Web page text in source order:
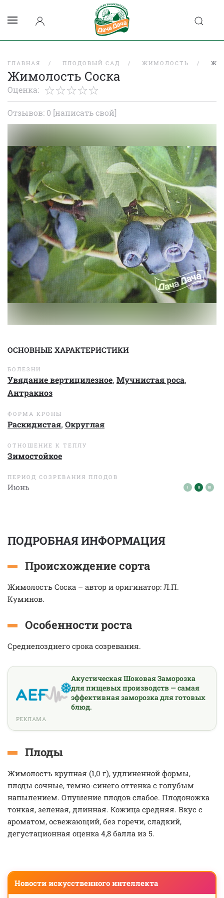
ГЛАВНАЯ ПЛОДОВЫЙ САД ЖИМОЛОСТЬ
Жимолость Соска
Оценка:
Отзывов: 0 [написать свой]
ОСНОВНЫЕ ХАРАКТЕРИСТИКИ
БОЛЕЗНИ
Увядание вертицилезное, Мучнистая роса,
Антракноз
ФОРМА КРОНЫ
Раскидистая, Округлая
ОТНОШЕНИЕ К ТЕПЛУ
Зимостойкое
ПЕРИОД СОЗРЕВАНИЯ ПЛОДОВ
Июнь
ПОДРОБНАЯ ИНФОРМАЦИЯ
Происхождение сорта
Жимолость Соска – автор и оригинатор: Л.П.
Куминов.
Особенности роста
Среднепозднего срока созревания.
Акустическая Шоковая Заморозка
для пищевых производств — самая
эффективная заморозка для готовых
блюд.
РЕКЛАМА
Плоды
Жимолость крупная (1,0 г), удлиненной формы,
плоды сочные, темно-синего оттенка с голубым
напылением. Опушение плодов слабое. Плодоножка
тонкая, зеленая, длинная. Кожица средняя. Вкус с
ароматом, освежающий, без горечи, сладкий,
дегустационная оценка 4,8 балла из 5.
Новости искусственного интеллекта